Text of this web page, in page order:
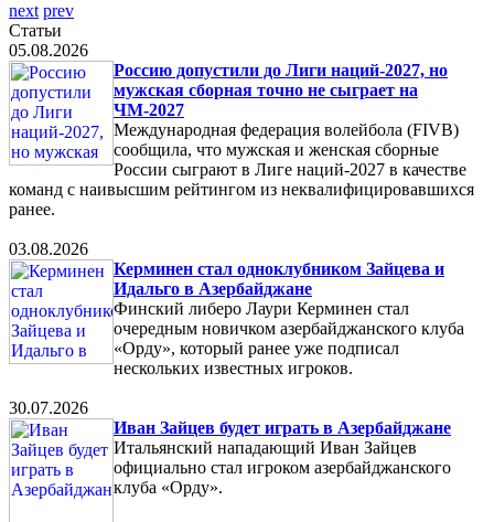
next prev
Статьи
05.08.2026
Россию допустили до Лиги наций-2027, но
мужская сборная точно не сыграет на
ЧМ-2027
Международная федерация волейбола (FIVB)
сообщила, что мужская и женская сборные
России сыграют в Лиге наций-2027 в качестве
команд с наивысшим рейтингом из неквалифицировавшихся
ранее.
03.08.2026
Керминен стал одноклубником Зайцева и
Идальго в Азербайджане
Финский либеро Лаури Керминен стал
очередным новичком азербайджанского клуба
«Орду», который ранее уже подписал
нескольких известных игроков.
30.07.2026
Иван Зайцев будет играть в Азербайджане
Итальянский нападающий Иван Зайцев
официально стал игроком азербайджанского
клуба «Орду».